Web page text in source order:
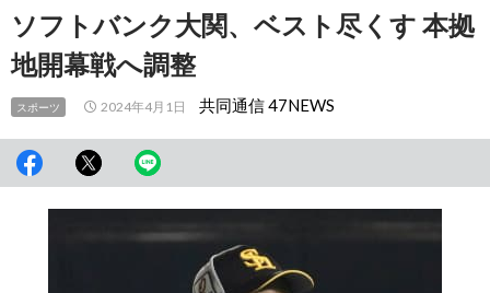
ソフトバンク大関、ベスト尽くす 本拠
地開幕戦へ調整
スポーツ 2024年4月1日 共同通信 47NEWS